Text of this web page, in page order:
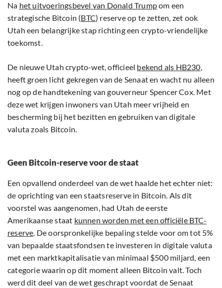
Na het uitvoeringsbevel van Donald Trumpom een
strategische Bitcoin (BTC) reserve op te zetten, zet ook
Utah een belangrijke stap richting een crypto-vriendelijke
toekomst.
De nieuwe Utah crypto-wet, officieel bekend als HB230,
heeft groen licht gekregen van de Senaat en wacht nu alleen
nog op de handtekening van gouverneur Spencer Cox. Met
deze wet krijgen inwoners van Utah meer vrijheid en
bescherming bij het bezitten en gebruiken van digitale
valuta zoals Bitcoin.
Geen Bitcoin-reserve voor de staat
Een opvallend onderdeel van de wet haalde het echter niet:
de oprichting van een staatsreserve in Bitcoin. Als dit
voorstel was aangenomen, had Utah de eerste
Amerikaanse staat kunnen worden met een officiële BTC-
reserve. De oorspronkelijke bepaling stelde voor om tot 5%
van bepaalde staatsfondsen te investeren in digitale valuta
met een marktkapitalisatie van minimaal $500 miljard, een
categorie waarin op dit moment alleen Bitcoin valt. Toch
werd dit deel van de wet geschrapt voordat de Senaat